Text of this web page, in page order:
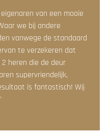
van een mooie
we bij andere
vanwege de standaard
te verzekeren dat
2 heren die de deur
supervriendelijk,
is fantastisch! Wij